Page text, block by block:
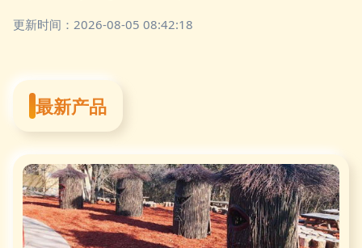
更新时间：2026-08-05 08:42:18
最新产品